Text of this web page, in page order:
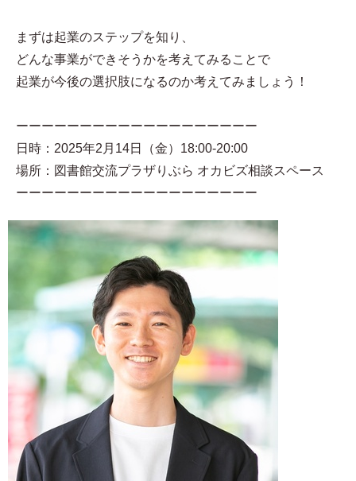
まずは起業のステップを知り、
どんな事業ができそうかを考えてみることで
起業が今後の選択肢になるのか考えてみましょう！
ーーーーーーーーーーーーーーーーーーー
日時：2025年2月14日（金）18:00-20:00
場所：図書館交流プラザりぶら オカビズ相談スペース
ーーーーーーーーーーーーーーーーーーー